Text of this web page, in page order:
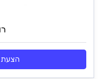
הצעת